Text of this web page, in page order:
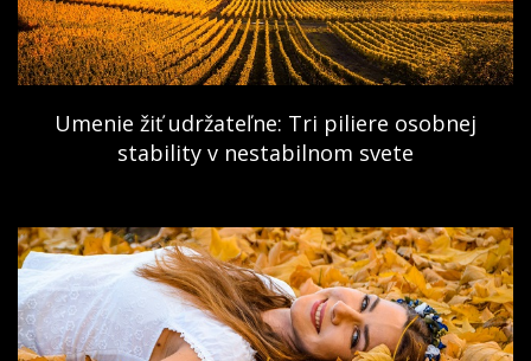
Umenie žiť udržateľne: Tri piliere osobnej
stability v nestabilnom svete